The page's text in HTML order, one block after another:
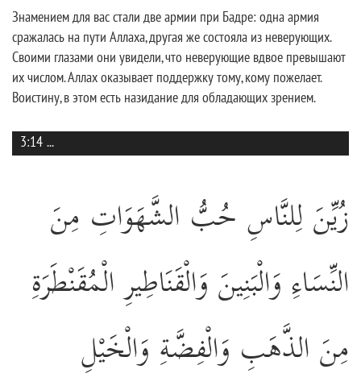
Знамением для вас стали две армии при Бадре: одна армия
сражалась на пути Аллаха, другая же состояла из неверующих.
Своими глазами они увидели, что неверующие вдвое превышают
их числом. Аллах оказывает поддержку тому, кому пожелает.
Воистину, в этом есть назидание для обладающих зрением.
3:14 ...
زُيِّنَ لِلنَّاسِ حُبُّ الشَّهَوَاتِ مِنَ
النِّسَاءِ وَالْبَنِينَ وَالْقَنَاطِيرِ الْمُقَنْطَرَةِ
مِنَ الذَّهَبِ وَالْفِضَّةِ وَالْخَيْلِ